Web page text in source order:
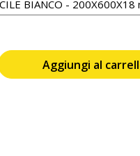
Aggiungi al